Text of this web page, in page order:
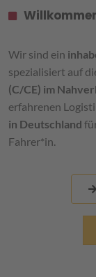
Wir sind ein
spezialisiert auf
(C/CE) im
erfahrenen
in Deutschland
Fahrer*in.